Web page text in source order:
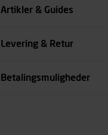
Artikler & Guides
Levering & Retur
Betalingsmuligheder